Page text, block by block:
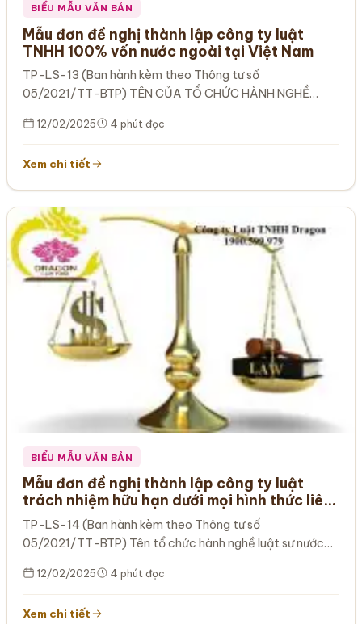
BIỂU MẪU VĂN BẢN
Mẫu đơn đề nghị thành lập công ty luật
TNHH 100% vốn nước ngoài tại Việt Nam
TP-LS-13 (Ban hành kèm theo Thông tư số
05/2021/TT-BTP) TÊN CỦA TỔ CHỨC HÀNH NGHỀ
12/02/2025 4 phút đọc
Xem chi tiết
BIỂU MẪU VĂN BẢN
Mẫu đơn đề nghị thành lập công ty luật
trách nhiệm hữu hạn dưới mọi hình thức liên
doanh tại Việt Nam TP-LS-14
TP-LS-14 (Ban hành kèm theo Thông tư số
05/2021/TT-BTP) Tên tổ chức hành nghề luật sư nước
12/02/2025 4 phút đọc
Xem chi tiết